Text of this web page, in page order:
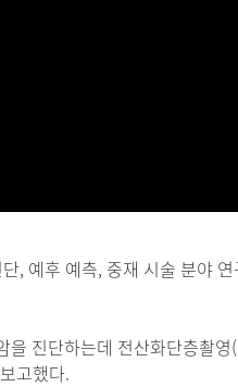
, 예후 예측, 중재 시술 분야
진단하는데 전산화단층촬영
고했다.